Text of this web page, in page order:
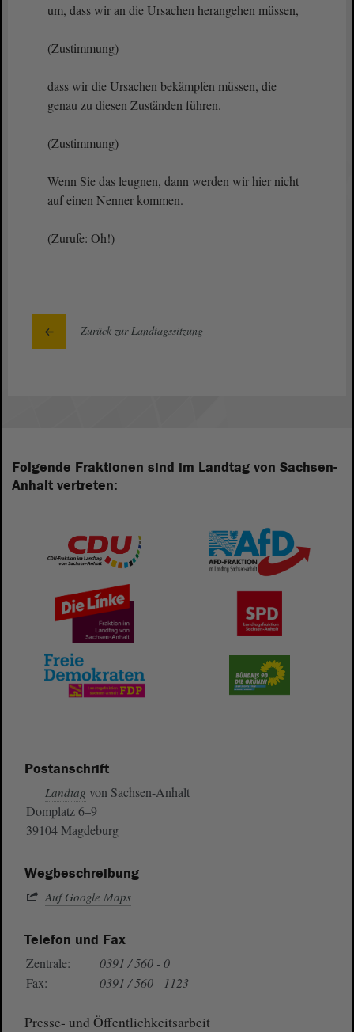
um, dass wir an die Ursachen herangehen müssen,
(Zustimmung)
dass wir die Ursachen bekämpfen müssen, die
genau zu diesen Zuständen führen.
(Zustimmung)
Wenn Sie das leugnen, dann werden wir hier nicht
auf einen Nenner kommen.
(Zurufe: Oh!)
Zurück zur Landtagssitzung
Folgende Fraktionen sind im Landtag von Sachsen-
Anhalt vertreten:
Postanschrift
Landtag von Sachsen-Anhalt
Domplatz 6–9
39104 Magdeburg
Wegbeschreibung
Auf Google Maps
Telefon und Fax
Zentrale:
0391 / 560 - 0
Fax:
0391 / 560 - 1123
Presse- und Öffentlichkeitsarbeit